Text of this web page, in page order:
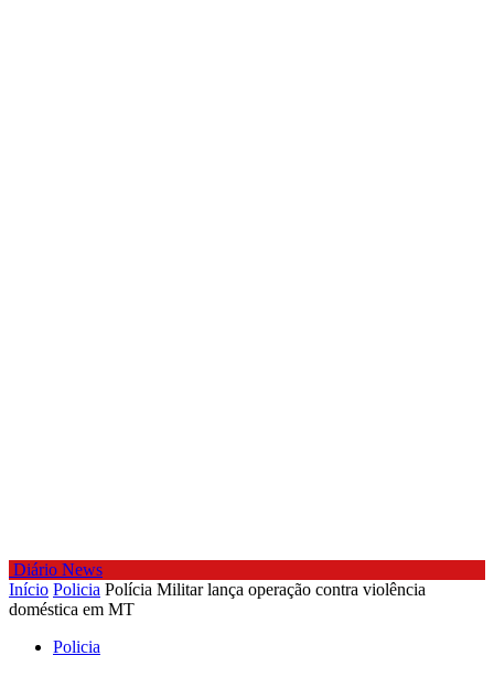
Diário News
Início Policia Polícia Militar lança operação contra violência
doméstica em MT
Policia